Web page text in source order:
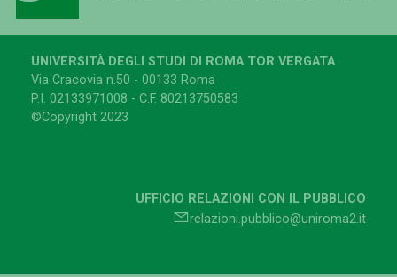
UNIVERSITÀ DEGLI STUDI DI ROMA TOR VERGATA
Via Cracovia n.50 - 00133 Roma
P.I. 02133971008 - C.F. 80213750583
©Copyright 2023
UFFICIO RELAZIONI CON IL PUBBLICO
relazioni.pubblico@uniroma2.it